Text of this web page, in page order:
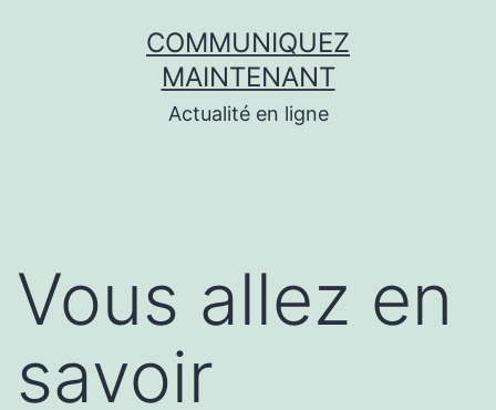
COMMUNIQUEZ
MAINTENANT
Actualité en ligne
Vous allez en
savoir